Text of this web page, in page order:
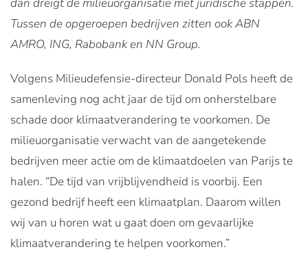
Tussen de opgeroepen bedrijven zitten ook ABN
AMRO, ING, Rabobank en NN Group.
Volgens Milieudefensie-directeur Donald Pols heeft de
samenleving nog acht jaar de tijd om onherstelbare
schade door klimaatverandering te voorkomen. De
milieuorganisatie verwacht van de aangetekende
bedrijven meer actie om de klimaatdoelen van Parijs te
halen. “De tijd van vrijblijvendheid is voorbij. Een
gezond bedrijf heeft een klimaatplan. Daarom willen
wij van u horen wat u gaat doen om gevaarlijke
klimaatverandering te helpen voorkomen.”